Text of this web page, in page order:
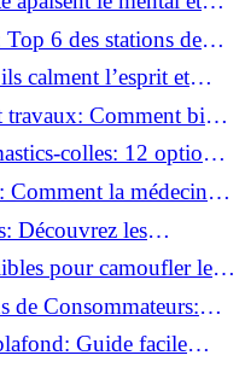
?
6 des stations de
calment l’esprit et
travaux: Comment bien
colles: 12 options
Comment la médecine
confiance!
Découvrez les
un résultat parfait!
pour camoufler les
de Consommateurs:
numéro un!
Guide facile